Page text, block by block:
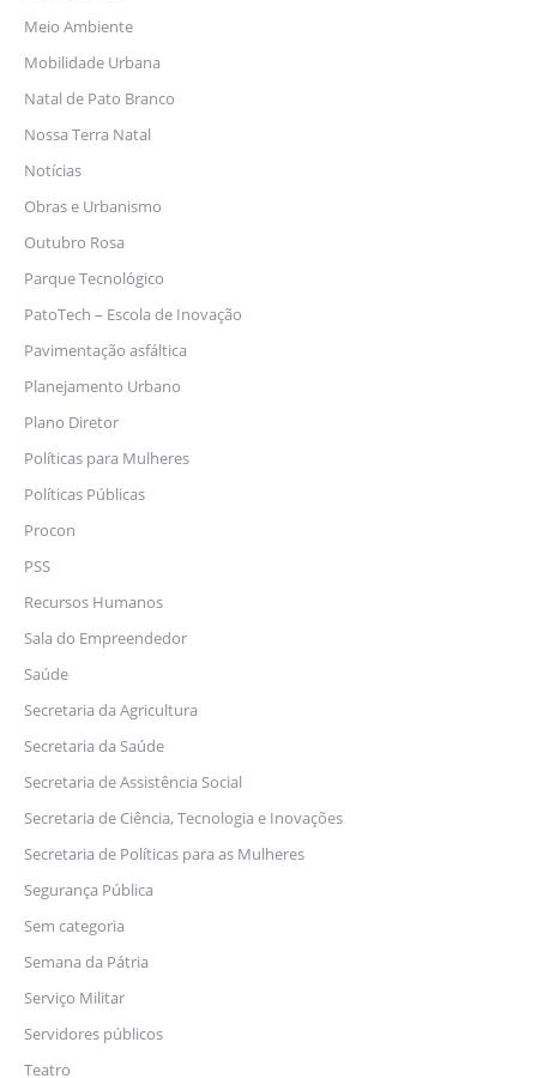
Meio Ambiente
Mobilidade Urbana
Natal de Pato Branco
Nossa Terra Natal
Notícias
Obras e Urbanismo
Outubro Rosa
Parque Tecnológico
PatoTech – Escola de Inovação
Pavimentação asfáltica
Planejamento Urbano
Plano Diretor
Políticas para Mulheres
Políticas Públicas
Procon
PSS
Recursos Humanos
Sala do Empreendedor
Saúde
Secretaria da Agricultura
Secretaria da Saúde
Secretaria de Assistência Social
Secretaria de Ciência, Tecnologia e Inovações
Secretaria de Políticas para as Mulheres
Segurança Pública
Sem categoria
Semana da Pátria
Serviço Militar
Servidores públicos
Teatro